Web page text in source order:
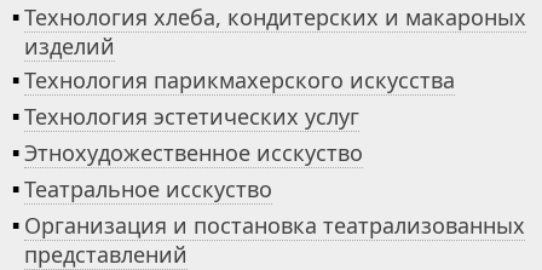
▪Технология хлеба, кондитерских и макароных
изделий
▪Технология парикмахерского искусства
▪Технология эстетических услуг
▪Этнохудожественное исскуство
▪Театральное исскуство
▪ Организация и постановка театрализованных
представлений